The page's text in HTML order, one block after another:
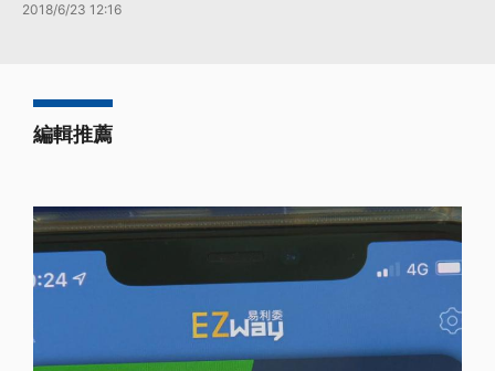
2018/6/23 12:16
編輯推薦